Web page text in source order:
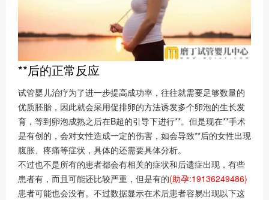
**后的正常反应
试管婴儿治疗为了进一步提高成功率，往往就需要足够数量的
优质胚胎，因此就会采用促排卵的方法诱发多个卵泡的生长发
育，等到卵泡成熟之后在B超的引导下进行**。但是现在**手术
是有创的，会对女性造成一定的伤害，如会导致**后的女性出现
腹胀、疼痛等症状，具体的还需要具体分析。
不过也不是所有的患者都会有相关的症状和后遗症出现，有些
患者有，而且可能还比较严重，但是有的(助孕:19136249486)
患者可能也会没有。不过数据显示在术后患者容易出现以下这